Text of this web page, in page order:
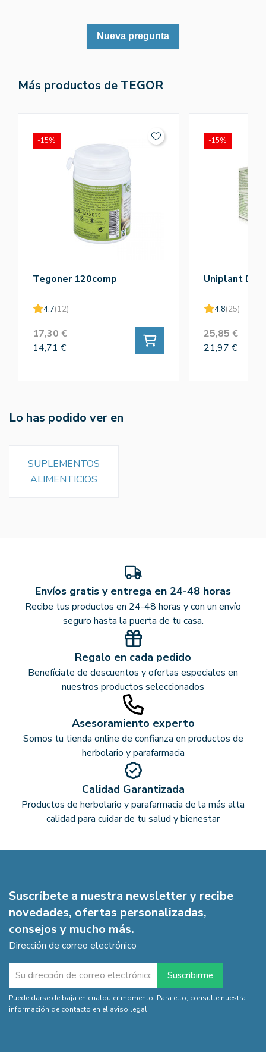
Nueva pregunta
Más productos de TEGOR
Tegoner 120comp
4.7(12)
17,30 €
14,71 €
-15%
Uniplant
4.8(25)
25,85 €
21,97 €
-15%
Lo has podido ver en
SUPLEMENTOS
ALIMENTICIOS
Envíos gratis y entrega en 24-48 horas
Recibe tus productos en 24-48 horas y con un envío
seguro hasta la puerta de tu casa.
Regalo en cada pedido
Benefíciate de descuentos y ofertas especiales en
nuestros productos seleccionados
Asesoramiento experto
Somos tu tienda online de confianza en productos de
herbolario y parafarmacia
Calidad Garantizada
Productos de herbolario y parafarmacia de la más alta
calidad para cuidar de tu salud y bienestar
Suscríbete a nuestra newsletter y recibe
novedades, ofertas personalizadas,
consejos y mucho más.
Dirección de correo electrónico
Puede darse de baja en cualquier momento. Para ello, consulte nuestra
información de contacto en el aviso legal.